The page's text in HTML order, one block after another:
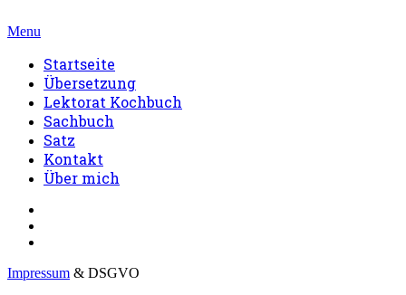
Menu
Startseite
Übersetzung
Lektorat Kochbuch
Sachbuch
Satz
Kontakt
Über mich
Impressum & DSGVO